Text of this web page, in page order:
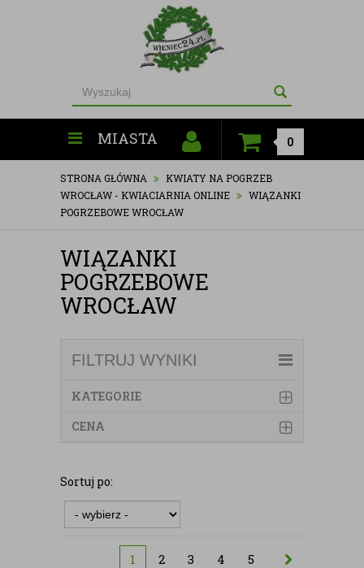
MIASTA 0
STRONA GŁÓWNA
KWIATY NA POGRZEB
WROCŁAW - KWIACIARNIA ONLINE
WIĄZANKI
POGRZEBOWE WROCŁAW
WIĄZANKI
POGRZEBOWE
WROCŁAW
FILTRUJ WYNIKI
KATEGORIE
CENA
Sortuj po:
1 2 3 4 5